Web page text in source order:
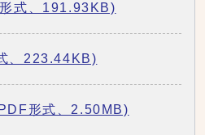
式、191.93KB)
、223.44KB)
形式、2.50MB)